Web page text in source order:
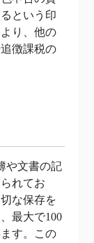
という印
り、他の
徴課税の
や文書の記
れてお
な保存を
最大で100
す。この